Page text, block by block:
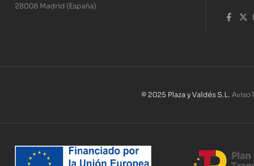
28008 Madrid (España)
© 2025 Plaza y Valdés S.L. Aviso